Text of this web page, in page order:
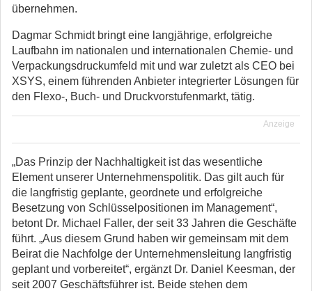
übernehmen.
Dagmar Schmidt bringt eine langjährige, erfolgreiche
Laufbahn im nationalen und internationalen Chemie- und
Verpackungsdruckumfeld mit und war zuletzt als CEO bei
XSYS, einem führenden Anbieter integrierter Lösungen für
den Flexo-, Buch- und Druckvorstufenmarkt, tätig.
Anzeige
„Das Prinzip der Nachhaltigkeit ist das wesentliche
Element unserer Unternehmenspolitik. Das gilt auch für
die langfristig geplante, geordnete und erfolgreiche
Besetzung von Schlüsselpositionen im Management“,
betont Dr. Michael Faller, der seit 33 Jahren die Geschäfte
führt. „Aus diesem Grund haben wir gemeinsam mit dem
Beirat die Nachfolge der Unternehmensleitung langfristig
geplant und vorbereitet“, ergänzt Dr. Daniel Keesman, der
seit 2007 Geschäftsführer ist. Beide stehen dem